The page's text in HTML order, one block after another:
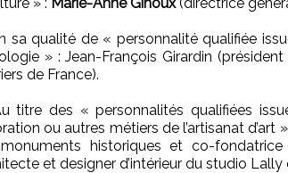
sa qualité de « personnalité qualifiée
» : Jean-François Girardin
de France).
titre des « personnalités qualifiées
ou autres métiers de l’artisanat d’art
historiques et co-
et designer d’intérieur du studio Lally